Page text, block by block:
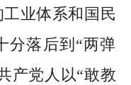
业体系和国民
分落后到“两弹
产党人以“敢教